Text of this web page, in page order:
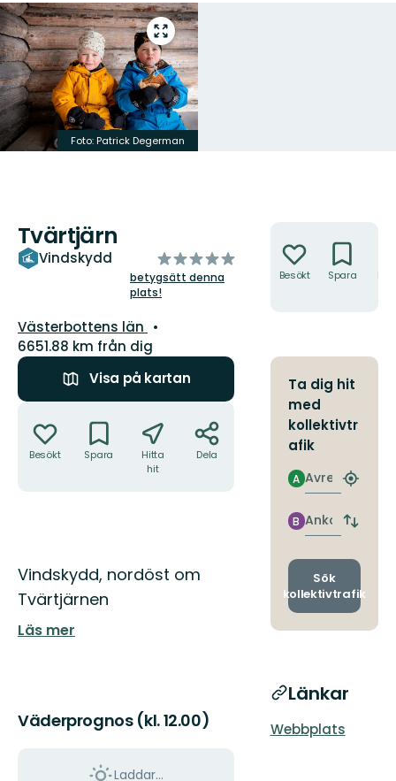
Gå
till
helskärmsläge
Foto: Patrick Degerman
Tvärtjärn
Vindskydd
av
5
stjärnor
betygsätt denna
plats!
Län:
Västerbottens län
6651.88 km från dig
Visa på kartan
Besökt Spara
Hitta
hit
Dela
Beskrivning
Vindskydd, nordöst om
Tvärtjärnen
Läs mer
Väderprognos (kl. 12.00)
Laddar...
Besökt Spara
Ta dig hit
med
kollektivtr
afik
Avresa
A
Hitta
Ankomst
B
Byt
och
Sök
kollektivtrafik
Länkar
Webbplats